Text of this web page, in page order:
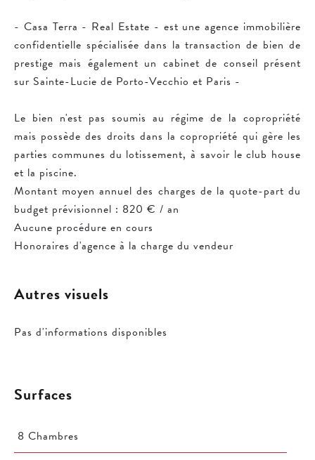
- Casa Terra - Real Estate - est une agence immobilière
confidentielle spécialisée dans la transaction de bien de
prestige mais également un cabinet de conseil présent
sur Sainte-Lucie de Porto-Vecchio et Paris -
Le bien n'est pas soumis au régime de la copropriété
mais possède des droits dans la copropriété qui gère les
parties communes du lotissement, à savoir le club house
et la piscine.
Montant moyen annuel des charges de la quote-part du
budget prévisionnel : 820 € / an
Aucune procédure en cours
Honoraires d'agence à la charge du vendeur
Autres visuels
Pas d'informations disponibles
Surfaces
8 Chambres